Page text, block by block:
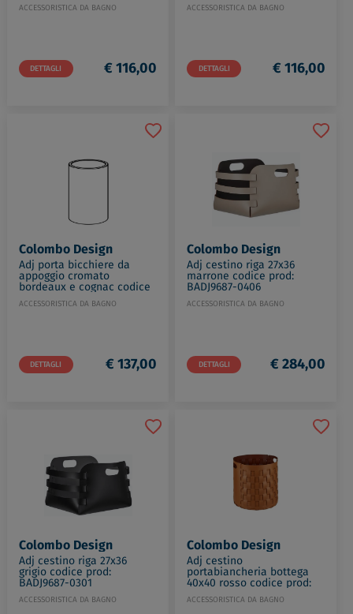
ACCESSORISTICA DA BAGNO
DETTAGLI € 116,00
ACCESSORISTICA DA BAGNO
DETTAGLI € 116,00
Colombo Design
Adj porta bicchiere da
appoggio cromato
bordeaux e cognac codice
prod: W49410CR-3009
ACCESSORISTICA DA BAGNO
DETTAGLI € 137,00
Colombo Design
Adj cestino riga 27x36
marrone codice prod:
BADJ9687-0406
ACCESSORISTICA DA BAGNO
DETTAGLI € 284,00
Colombo Design
Adj cestino riga 27x36
grigio codice prod:
BADJ9687-0301
ACCESSORISTICA DA BAGNO
Colombo Design
Adj cestino
portabiancheria bottega
40x40 rosso codice prod:
BADJ1050-0930
ACCESSORISTICA DA BAGNO